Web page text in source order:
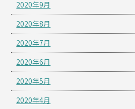
2020年9月
2020年8月
2020年7月
2020年6月
2020年5月
2020年4月